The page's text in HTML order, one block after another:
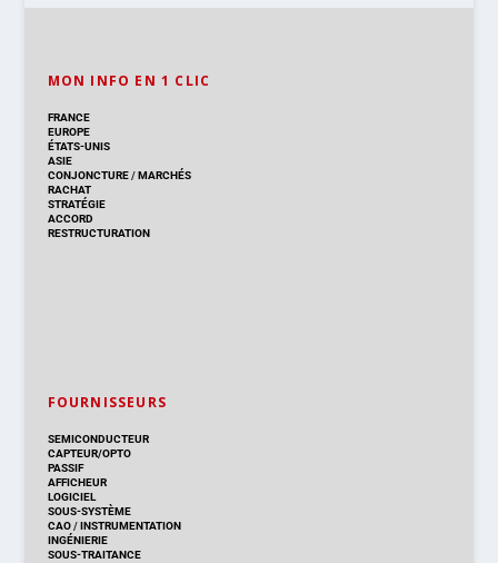
MON INFO EN 1 CLIC
FRANCE
EUROPE
ÉTATS-UNIS
ASIE
CONJONCTURE/MARCHÉS
RACHAT
STRATÉGIE
ACCORD
RESTRUCTURATION
FOURNISSEURS
SEMICONDUCTEUR
CAPTEUR/OPTO
PASSIF
AFFICHEUR
LOGICIEL
SOUS-SYSTÈME
CAO/INSTRUMENTATION
INGÉNIERIE
SOUS-TRAITANCE